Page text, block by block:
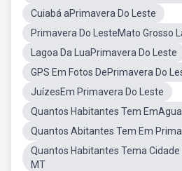
Cuiabá aPrimavera Do Leste
Primavera Do LesteMato Grosso
Lagoa Da LuaPrimavera Do Leste
GPS Em Fotos DePrimavera Do
JuízesEm Primavera Do Leste
Quantos Habitantes Tem
Quantos Abitantes Tem Em
Quantos Habitantes Tema Cidade
MT